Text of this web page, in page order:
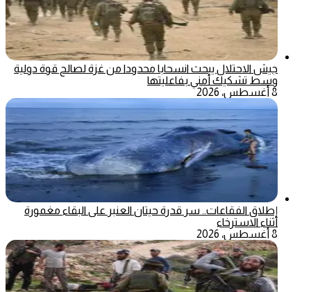
جيش الاحتلال يبحث انسحابا محدودا من غزة لصالح قوة دولية
وسط تشكيك أمني بفاعليتها
8 أغسطس، 2026
إطلاق الفقاعات.. سر قدرة حيتان العنبر على البقاء مغمورة
أثناء الاسترخاء
8 أغسطس، 2026